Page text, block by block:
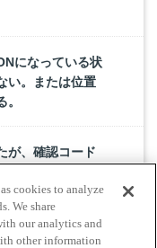
になっている状
い。または位置
が、確認コード
設定方法を教え
cookies to analyze
We share
our analytics and
other information